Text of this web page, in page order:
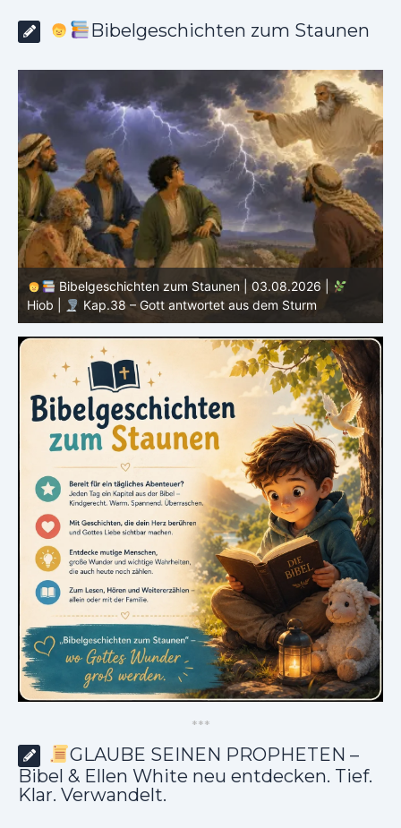
Bibelgeschichten zum Staunen
Bibelgeschichten zum Staunen | 03.08.2026 |
Hiob |
Kap.38 – Gott antwortet aus dem Sturm
***
GLAUBE SEINEN PROPHETEN –
Bibel & Ellen White neu entdecken. Tief.
Klar. Verwandelt.